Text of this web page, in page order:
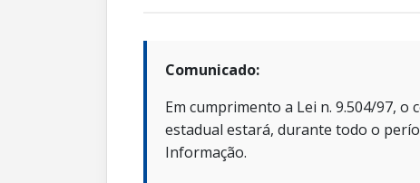
Comunicado:
Em cumprimento a Lei n. 9.504/97,
estadual estará, durante todo o
Informação.